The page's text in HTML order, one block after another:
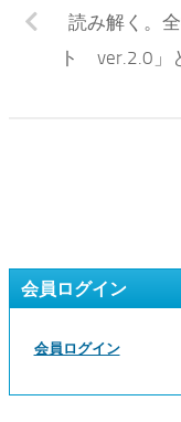
読み解く。
ト ver.2.0」
会員ログイン
会員ログイン